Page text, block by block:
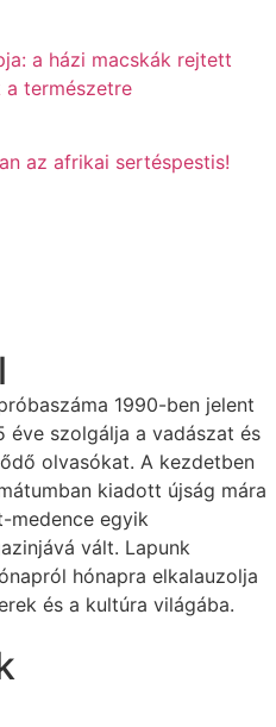
a házi macskák rejtett
a természetre
az afrikai sertéspestis!
1990-ben jelent
szolgálja a vadászat és
olvasókat. A kezdetben
kiadott újság mára
medence egyik
vált. Lapunk
hónapra elkalauzolja
és a kultúra világába.